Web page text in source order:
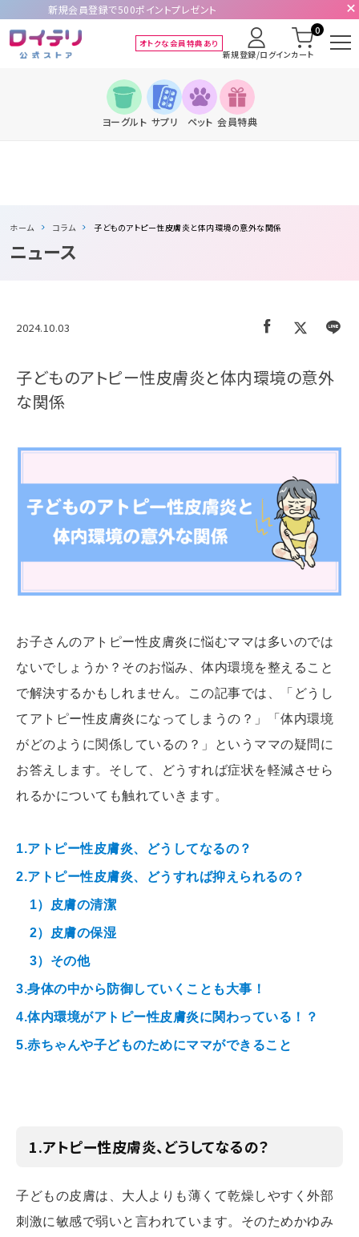
新規会員登録で500ポイントプレゼント
オトクな会員特典あり
新規登録/ログインカート
0
ヨーグルト サプリ ペット 会員特典
ホーム コラム 子どものアトピー性皮膚炎と体内環境の意外な関係
ニュース
2024.10.03
子どものアトピー性皮膚炎と体内環境の意外
な関係
お子さんのアトピー性皮膚炎に悩むママは多いのでは
ないでしょうか？そのお悩み、体内環境を整えること
で解決するかもしれません。この記事では、「どうし
てアトピー性皮膚炎になってしまうの？」「体内環境
がどのように関係しているの？」というママの疑問に
お答えします。そして、どうすれば症状を軽減させら
れるかについても触れていきます。
1.アトピー性皮膚炎、どうしてなるの？
2.アトピー性皮膚炎、どうすれば抑えられるの？
1）皮膚の清潔
2）皮膚の保湿
3）その他
3.身体の中から防御していくことも大事！
4.体内環境がアトピー性皮膚炎に関わっている！？
5.赤ちゃんや子どものためにママができること
1.アトピー性皮膚炎、どうしてなるの？
子どもの皮膚は、大人よりも薄くて乾燥しやすく外部
刺激に敏感で弱いと言われています。そのためかゆみ